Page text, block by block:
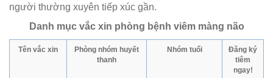
người thường xuyên tiếp xúc gần.
Danh mục vắc xin phòng bệnh viêm màng não
Tên vắc xin
Phòng nhóm huyết
thanh
Nhóm tuổi
Đăng ký
tiêm
ngay!